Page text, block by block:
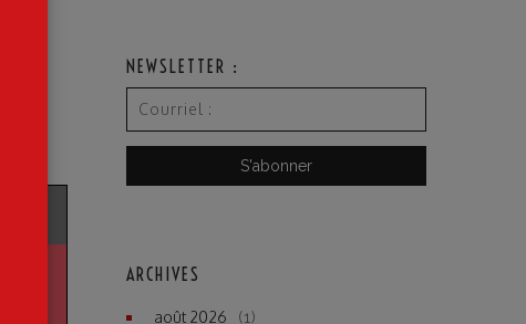
NEWSLETTER :
ARCHIVES
août 2026 (1)